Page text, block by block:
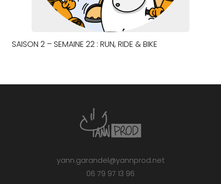
SAISON 2 – SEMAINE 22 : RUN, RIDE & BIKE
yann.garandel@yannprod.net
06 79 97 13 96